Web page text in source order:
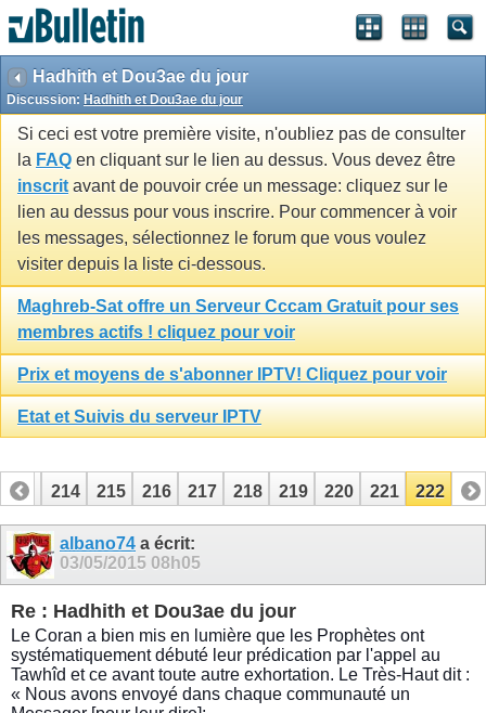
Hadhith et Dou3ae du jour
Discussion: Hadhith et Dou3ae du jour
Si ceci est votre première visite, n'oubliez pas de consulter
la FAQ en cliquant sur le lien au dessus. Vous devez être
inscrit avant de pouvoir crée un message: cliquez sur le
lien au dessus pour vous inscrire. Pour commencer à voir
les messages, sélectionnez le forum que vous voulez
visiter depuis la liste ci-dessous.
Maghreb-Sat offre un Serveur Cccam Gratuit pour ses
membres actifs ! cliquez pour voir
Prix et moyens de s'abonner IPTV! Cliquez pour voir
Etat et Suivis du serveur IPTV
213 214 215 216 217 218 219 220 221 222
albano74 a écrit:
03/05/2015 08h05
Re : Hadhith et Dou3ae du jour
Le Coran a bien mis en lumière que les Prophètes ont
systématiquement débuté leur prédication par l'appel au
Tawhîd et ce avant toute autre exhortation. Le Très-Haut dit :
« Nous avons envoyé dans chaque communauté un